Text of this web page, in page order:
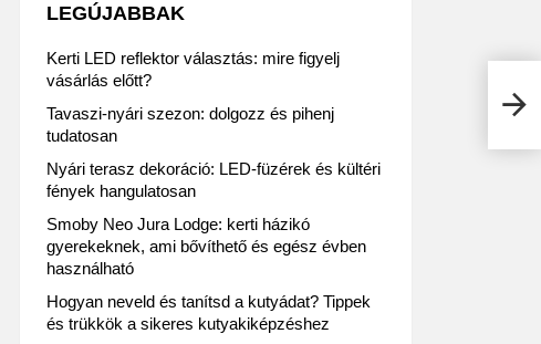
LEGÚJABBAK
Kerti LED reflektor választás: mire figyelj
vásárlás előtt?
Tavaszi-nyári szezon: dolgozz és pihenj
tudatosan
Nyári terasz dekoráció: LED-füzérek és kültéri
fények hangulatosan
Smoby Neo Jura Lodge: kerti házikó
gyerekeknek, ami bővíthető és egész évben
használható
Hogyan neveld és tanítsd a kutyádat? Tippek
és trükkök a sikeres kutyakiképzéshez